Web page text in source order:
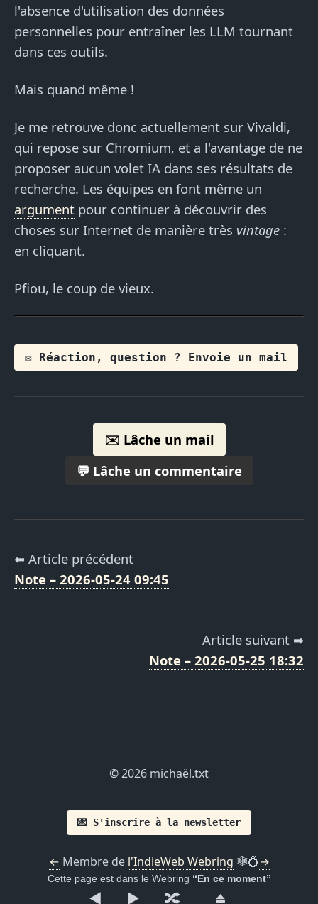
l'absence d'utilisation des données
personnelles pour entraîner les LLM tournant
dans ces outils.
Mais quand même !
Je me retrouve donc actuellement sur Vivaldi,
qui repose sur Chromium, et a l'avantage de ne
proposer aucun volet IA dans ses résultats de
recherche. Les équipes en font même un
argument pour continuer à découvrir des
choses sur Internet de manière très vintage :
en cliquant.
Pfiou, le coup de vieux.
✉️ Réaction, question ? Envoie un mail
✉️ Lâche un mail
💬 Lâche un commentaire
⬅ Article précédent
Note – 2026-05-24 09:45
Article suivant ➡
Note – 2026-05-25 18:32
© 2026 michaël.txt
💌 S'inscrire à la newsletter
← Membre de l'IndieWeb Webring 🕸💍→